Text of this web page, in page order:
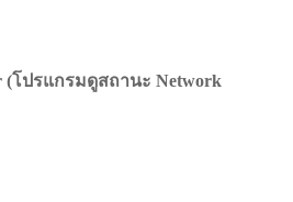
(โปรแกรมดูสถานะ Network